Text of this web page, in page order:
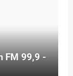
FM 99,9 -